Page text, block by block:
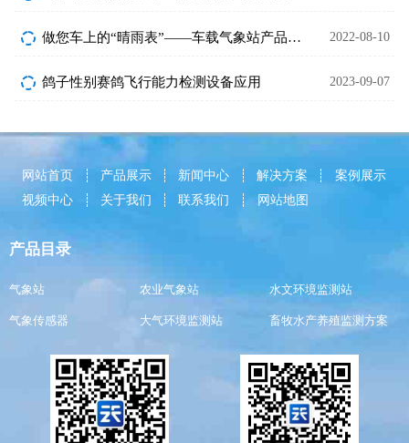
做您车上的“晴雨表”——车载气象站产品介绍~ 2022-08-10
鸽子性别赛鸽飞行能力检测设备应用 2023-09-07
网站首页 产品展示 新闻中心 解决方案
案例展示
视频中心
关于我们 联系我们 网站地图
产品目录
气象站 农业气象站 水文环境监测站
气象传感器 大气环境监测站 畜牧水产养殖监测方案